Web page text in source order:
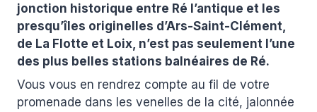
jonction historique entre Ré l’antique et les
presqu’îles originelles d’Ars-Saint-Clément,
de La Flotte et Loix, n’est pas seulement l’une
des plus belles stations balnéaires de Ré.
Vous vous en rendrez compte au fil de votre
promenade dans les venelles de la cité, jalonnée